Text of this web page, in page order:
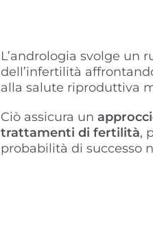
L’andrologia svolge un
dell’infertilità
alla salute riproduttiva
Ciò assicura un
trattamenti di fertilità,
probabilità di successo